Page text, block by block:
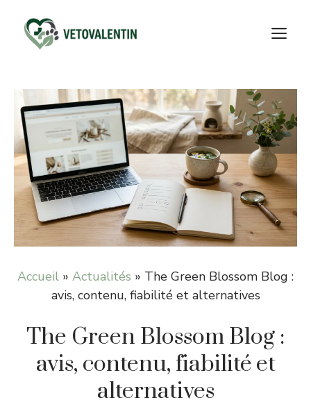
contenu
Accueil » Actualités » The Green Blossom Blog :
avis, contenu, fiabilité et alternatives
The Green Blossom Blog :
avis, contenu, fiabilité et
alternatives